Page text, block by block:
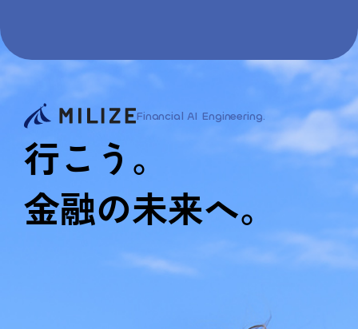
Financial AI Engineering.
行こう。
金融の未来へ。